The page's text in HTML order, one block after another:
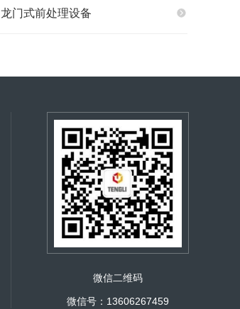
龙门式前处理设备
微信二维码
微信号：13606267459